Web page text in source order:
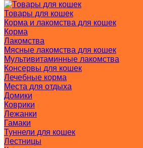
Товары для кошек
Корма и лакомства для кошек
Корма
Лакомства
Мясные лакомства для кошек
Мультивитаминные лакомства
Консервы для кошек
Лечебные корма
Места для отдыха
Домики
Коврики
Лежанки
Гамаки
Туннели для кошек
Лестницы